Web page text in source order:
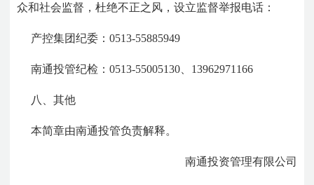
众和社会监督，杜绝不正之风，设立监督举报电话：
产控集团纪委：0513-55885949
南通投管纪检：0513-55005130、13962971166
八、其他
本简章由南通投管负责解释。
南通投资管理有限公司